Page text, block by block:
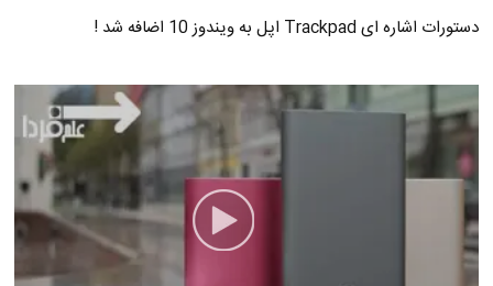
دستورات اشاره ای Trackpad اپل به ویندوز 10 اضافه شد !